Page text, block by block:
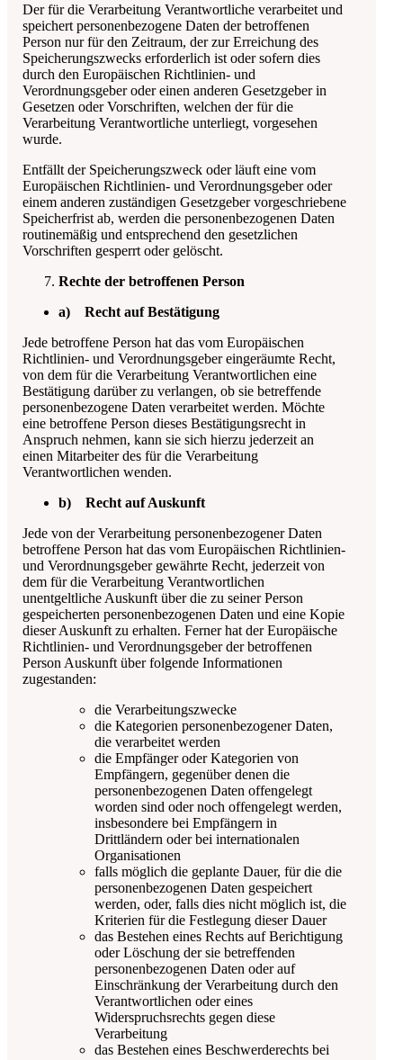
Der für die Verarbeitung Verantwortliche verarbeitet und
speichert personenbezogene Daten der betroffenen
Person nur für den Zeitraum, der zur Erreichung des
Speicherungszwecks erforderlich ist oder sofern dies
durch den Europäischen Richtlinien- und
Verordnungsgeber oder einen anderen Gesetzgeber in
Gesetzen oder Vorschriften, welchen der für die
Verarbeitung Verantwortliche unterliegt, vorgesehen
wurde.
Entfällt der Speicherungszweck oder läuft eine vom
Europäischen Richtlinien- und Verordnungsgeber oder
einem anderen zuständigen Gesetzgeber vorgeschriebene
Speicherfrist ab, werden die personenbezogenen Daten
routinemäßig und entsprechend den gesetzlichen
Vorschriften gesperrt oder gelöscht.
Rechte der betroffenen Person
a) Recht auf Bestätigung
Jede betroffene Person hat das vom Europäischen
Richtlinien- und Verordnungsgeber eingeräumte Recht,
von dem für die Verarbeitung Verantwortlichen eine
Bestätigung darüber zu verlangen, ob sie betreffende
personenbezogene Daten verarbeitet werden. Möchte
eine betroffene Person dieses Bestätigungsrecht in
Anspruch nehmen, kann sie sich hierzu jederzeit an
einen Mitarbeiter des für die Verarbeitung
Verantwortlichen wenden.
b) Recht auf Auskunft
Jede von der Verarbeitung personenbezogener Daten
betroffene Person hat das vom Europäischen Richtlinien-
und Verordnungsgeber gewährte Recht, jederzeit von
dem für die Verarbeitung Verantwortlichen
unentgeltliche Auskunft über die zu seiner Person
gespeicherten personenbezogenen Daten und eine Kopie
dieser Auskunft zu erhalten. Ferner hat der Europäische
Richtlinien- und Verordnungsgeber der betroffenen
Person Auskunft über folgende Informationen
zugestanden:
die Verarbeitungszwecke
die Kategorien personenbezogener Daten,
die verarbeitet werden
die Empfänger oder Kategorien von
Empfängern, gegenüber denen die
personenbezogenen Daten offengelegt
worden sind oder noch offengelegt werden,
insbesondere bei Empfängern in
Drittländern oder bei internationalen
Organisationen
falls möglich die geplante Dauer, für die die
personenbezogenen Daten gespeichert
werden, oder, falls dies nicht möglich ist, die
Kriterien für die Festlegung dieser Dauer
das Bestehen eines Rechts auf Berichtigung
oder Löschung der sie betreffenden
personenbezogenen Daten oder auf
Einschränkung der Verarbeitung durch den
Verantwortlichen oder eines
Widerspruchsrechts gegen diese
Verarbeitung
das Bestehen eines Beschwerderechts bei